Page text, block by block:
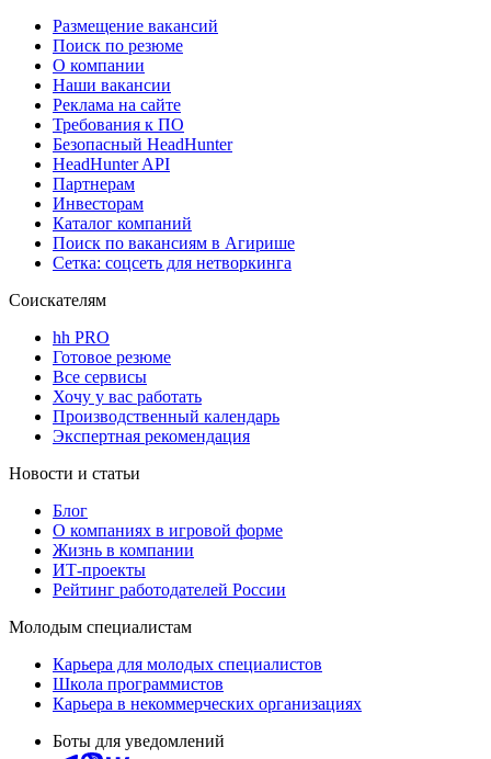
Размещение вакансий
Поиск по резюме
О компании
Наши вакансии
Реклама на сайте
Требования к ПО
Безопасный HeadHunter
HeadHunter API
Партнерам
Инвесторам
Каталог компаний
Поиск по вакансиям в Агирише
Сетка: соцсеть для нетворкинга
Соискателям
hh PRO
Готовое резюме
Все сервисы
Хочу у вас работать
Производственный календарь
Экспертная рекомендация
Новости и статьи
Блог
О компаниях в игровой форме
Жизнь в компании
ИТ-проекты
Рейтинг работодателей России
Молодым специалистам
Карьера для молодых специалистов
Школа программистов
Карьера в некоммерческих организациях
Боты для уведомлений